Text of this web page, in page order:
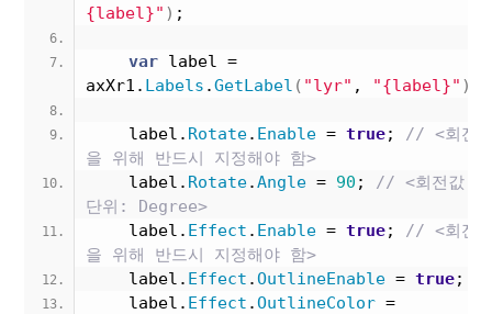
{label}" ) ;
var label =
axXr1. Labels .GetLabel ( "lyr" , "{label}" )
    label.
Rotate. Enable = true; // <회전
을 위해 반드시 지정해야 함>
    label.
Rotate.Angle = 90 ; // <회전값,
단위: Degree>
    label.
Effect . Enable = true; // <회전
을 위해 반드시 지정해야 함>
    label.
Effect .OutlineEnable = true;
    label.
Effect .OutlineColor